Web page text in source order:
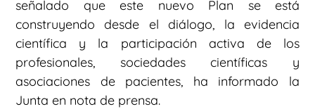
señalado que este nuevo Plan se está
construyendo desde el diálogo, la evidencia
científica y la participación activa de los
profesionales, sociedades científicas y
asociaciones de pacientes, ha informado la
Junta en nota de prensa.